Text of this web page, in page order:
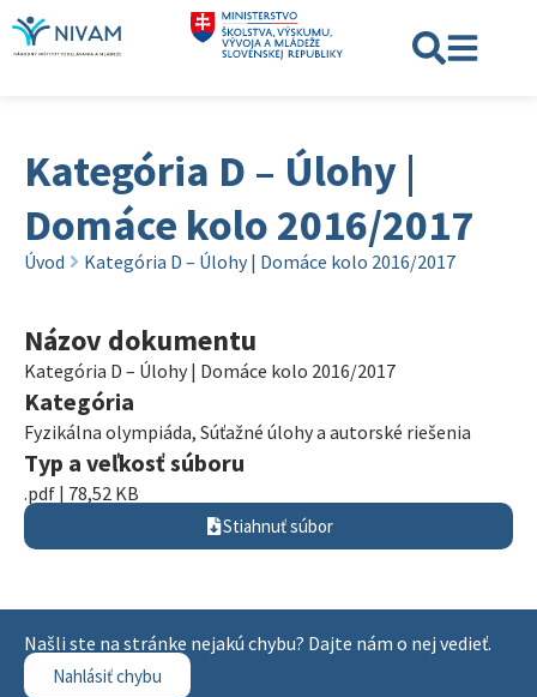
Kategória D – Úlohy |
Domáce kolo 2016/2017
Úvod Kategória D – Úlohy | Domáce kolo 2016/2017
Názov dokumentu
Kategória D – Úlohy | Domáce kolo 2016/2017
Kategória
Fyzikálna olympiáda, Súťažné úlohy a autorské riešenia
Typ a veľkosť súboru
.pdf | 78,52 KB
Stiahnuť súbor
Našli ste na stránke nejakú chybu? Dajte nám o nej vedieť.
Nahlásiť chybu